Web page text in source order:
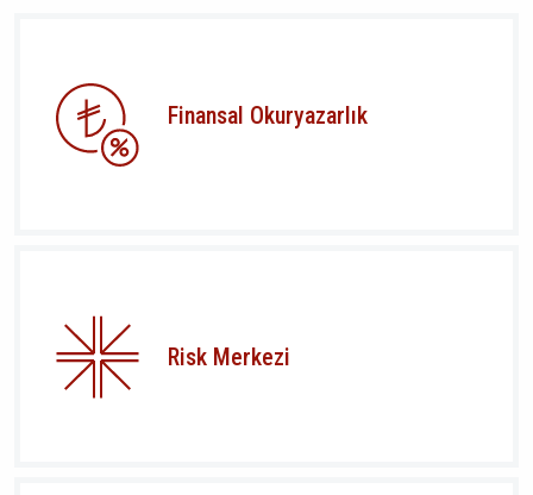
Finansal Okuryazarlık
Risk Merkezi